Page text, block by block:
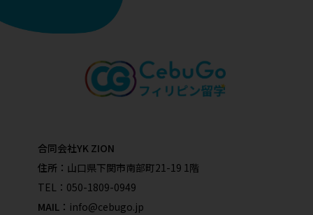
合同会社YK ZION
住所： 山口県下関市南部町21-19 1階
TEL： 050-1809-0949
MAIL： info@cebugo.jp